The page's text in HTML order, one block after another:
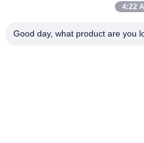
ライトブルーパズルペーパーボ
4:22
Good day, what product are you